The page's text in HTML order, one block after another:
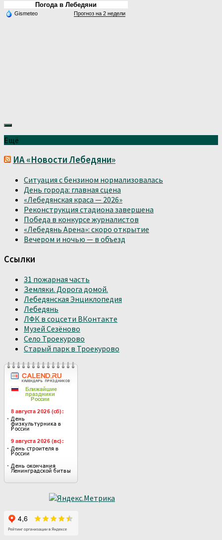
Погода в Лебедяни
Gismeteo Прогноз на 2 недели
Ещё
ИА «Новости Лебедяни»
Ситуация с бензином нормализовалась
День города: главная сцена
«Лебедянская краса — 2026»
Реконструкция стадиона завершена
Победа в конкурсе журналистов
«Лебедянь Арена»: скоро открытие
Вечером и ночью — в объезд
Ссылки
31 пожарная часть
Земляки. Дорога домой.
Лебедянская Энциклопедия
Лебедянь
ЛФК в соцсети ВКонтакте
Музей Сезёново
Село Троекурово
Старый парк в Троекурово